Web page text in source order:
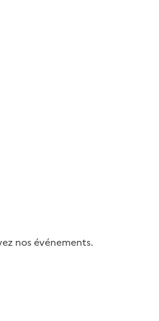
nos événements.